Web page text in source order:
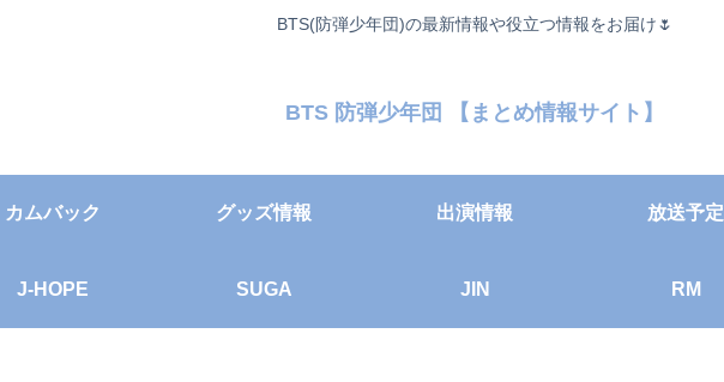
BTS(防弾少年団)の最新情報や役立つ情報をお届け🌷
BTS 防弾少年団 【まとめ情報サイト】
カムバック グッズ情報 出演情報 放送予定
J-HOPE SUGA JIN RM